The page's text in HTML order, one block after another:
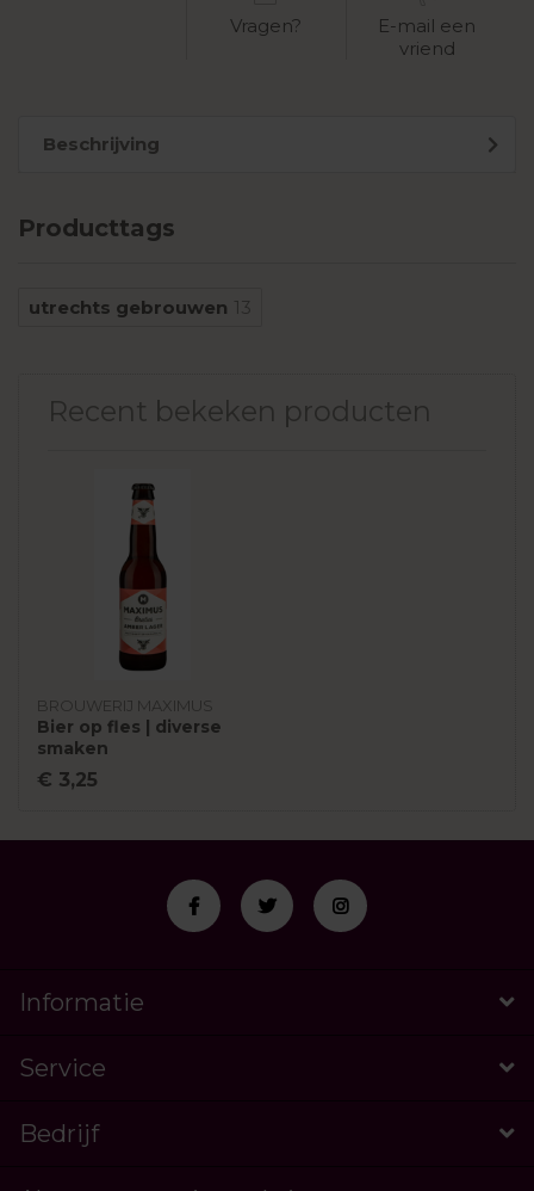
Vragen?
E-mail een
vriend
Beschrijving
Producttags
utrechts gebrouwen 13
Recent bekeken producten
BROUWERIJ MAXIMUS
Bier op fles | diverse
smaken
€ 3,25
Informatie
Service
Bedrijf